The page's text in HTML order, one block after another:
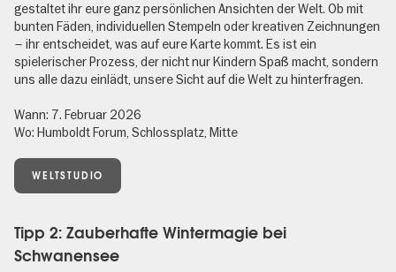
gestaltet ihr eure ganz persönlichen Ansichten der Welt. Ob mit
bunten Fäden, individuellen Stempeln oder kreativen Zeichnungen
– ihr entscheidet, was auf eure Karte kommt. Es ist ein
spielerischer Prozess, der nicht nur Kindern Spaß macht, sondern
uns alle dazu einlädt, unsere Sicht auf die Welt zu hinterfragen.
Wann: 7. Februar 2026
Wo: Humboldt Forum, Schlossplatz, Mitte
WELTSTUDIO
Tipp 2: Zauberhafte Wintermagie bei
Schwanensee